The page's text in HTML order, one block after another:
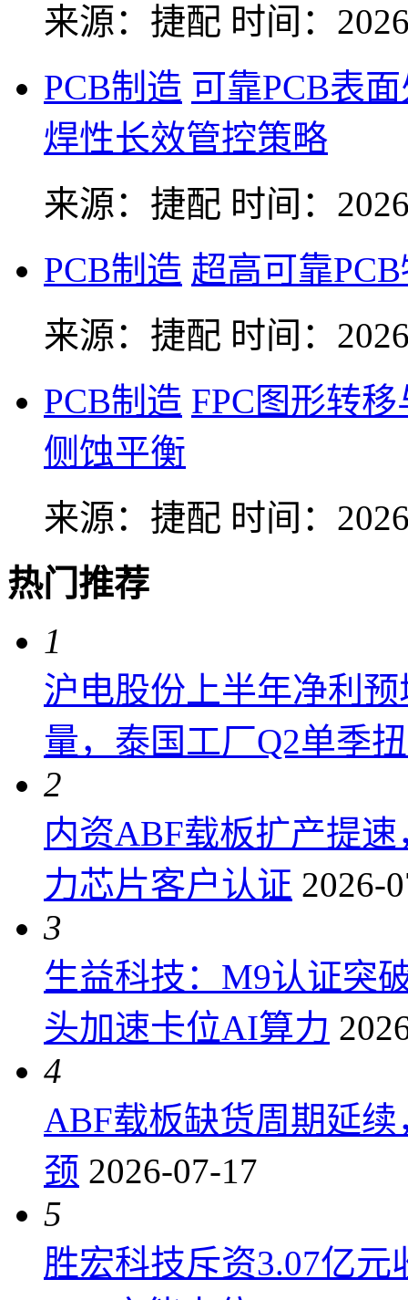
来源：捷配 时间：
PCB制造 可靠PCB表
焊性长效管控策略
来源：捷配 时间：
PCB制造 超高可靠
来源：捷配 时间：
PCB制造 FPC图形转
侧蚀平衡
来源：捷配 时间：
热门推荐
1
沪电股份上半年净利
量，泰国工厂Q2单季
2
内资ABF载板扩产提
力芯片客户认证 2026-
3
生益科技：M9认证突
头加速卡位AI算力
4
ABF载板缺货周期延
颈 2026-07-17
5
胜宏科技斥资3.07亿